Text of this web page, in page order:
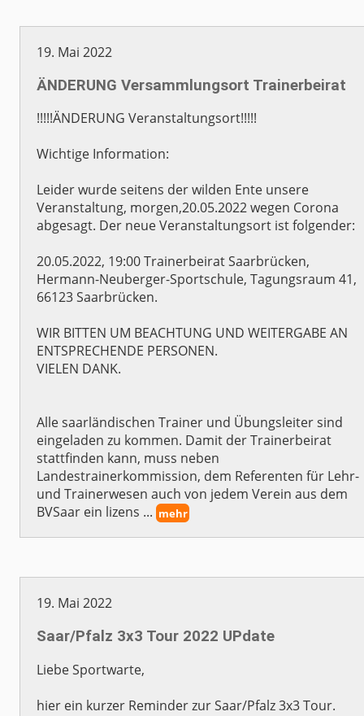
19. Mai 2022
ÄNDERUNG Versammlungsort Trainerbeirat
!!!!!ÄNDERUNG Veranstaltungsort!!!!!
Wichtige Information:
Leider wurde seitens der wilden Ente unsere
Veranstaltung, morgen,20.05.2022 wegen Corona
abgesagt. Der neue Veranstaltungsort ist folgender:
20.05.2022, 19:00 Trainerbeirat Saarbrücken,
Hermann-Neuberger-Sportschule, Tagungsraum 41,
66123 Saarbrücken.
WIR BITTEN UM BEACHTUNG UND WEITERGABE AN
ENTSPRECHENDE PERSONEN.
VIELEN DANK.
Alle saarländischen Trainer und Übungsleiter sind
eingeladen zu kommen. Damit der Trainerbeirat
stattfinden kann, muss neben
Landestrainerkommission, dem Referenten für Lehr-
und Trainerwesen auch von jedem Verein aus dem
BVSaar ein lizens ... mehr
19. Mai 2022
Saar/Pfalz 3x3 Tour 2022 UPdate
Liebe Sportwarte,
hier ein kurzer Reminder zur Saar/Pfalz 3x3 Tour.